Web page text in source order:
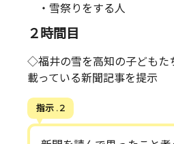
・雪祭りをする人
２時間目
◇福井の雪を高知の子どもた
載っている新聞記事を提示
指示 . 2